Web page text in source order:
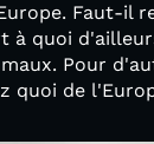
Faut-il
à quoi
Pour
quoi de